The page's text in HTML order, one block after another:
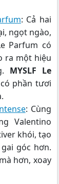
: Cả hai
ngọt ngào,
Parfum có
ra một hiệu
MYSLF Le
phần tươi
: Cùng
Valentino
khói, tạo
góc hơn.
hơn, xoay